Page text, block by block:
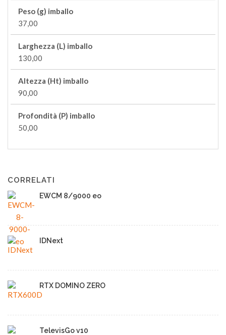
Peso (g) imballo
37,00
Larghezza (L) imballo
130,00
Altezza (Ht) imballo
90,00
Profondità (P) imballo
50,00
CORRELATI
EWCM 8/9000 eo
IDNext
RTX DOMINO ZERO
TelevisGo v10